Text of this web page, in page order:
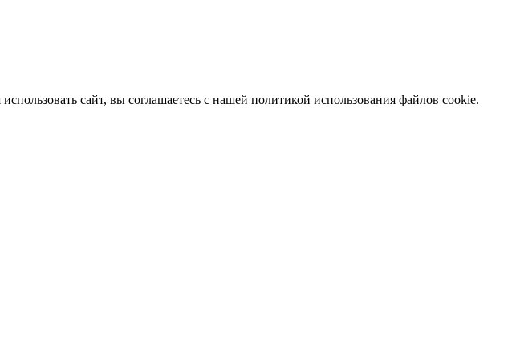
сайт, вы соглашаетесь с нашей политикой использования файлов cookie.